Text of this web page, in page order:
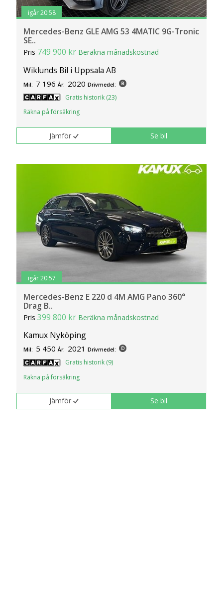
igår 20:58
Mercedes-Benz GLE AMG 53 4MATIC 9G-Tronic
SE..
Pris 749 900 kr Beräkna månadskostnad
Wiklunds Bil i Uppsala AB
Mil: 7 196 År: 2020 Drivmedel:
Gratis historik (23)
Räkna på försäkring
Jämför Se bil
igår 20:57
Mercedes-Benz E 220 d 4M AMG Pano 360°
Drag B..
Pris399 800 kr Beräkna månadskostnad
Kamux Nyköping
Mil: 5 450 År: 2021 Drivmedel:
Gratis historik (9)
Räkna på försäkring
Jämför Se bil